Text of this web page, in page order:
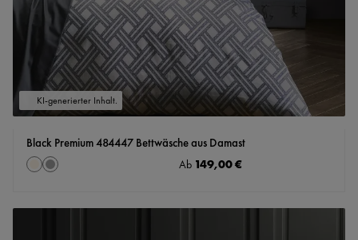
KI-generierter Inhalt.
Black Premium 484447 Bettwäsche aus Damast
Farbeauswählen
cremegrau
Regulärer Preis:
Ab 149,00 €